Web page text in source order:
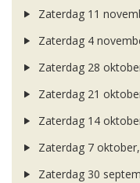
Zaterdag 11
Zaterdag 4
Zaterdag 28
Zaterdag 21
Zaterdag 14
Zaterdag 7
Zaterdag 30